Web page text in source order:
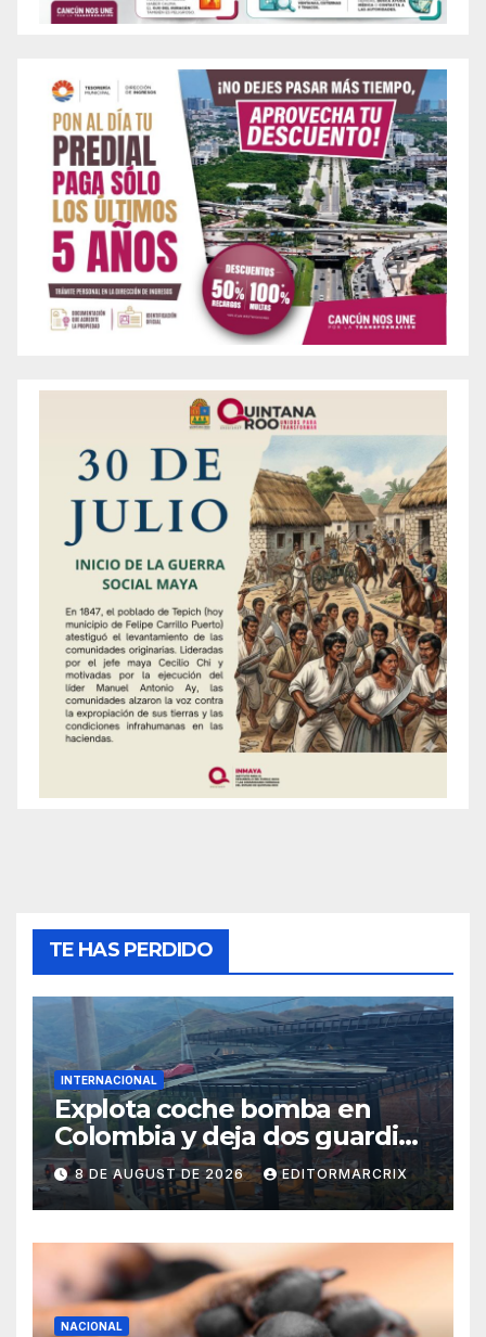
TE HAS PERDIDO
INTERNACIONAL
Explota coche bomba en
Colombia y deja dos guardias
heridos
8 DE AUGUST DE 2026 EDITORMARCRIX
NACIONAL